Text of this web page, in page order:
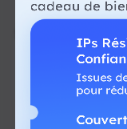
Solutions de
navigation
cadeau de
IPs
Issues
pour